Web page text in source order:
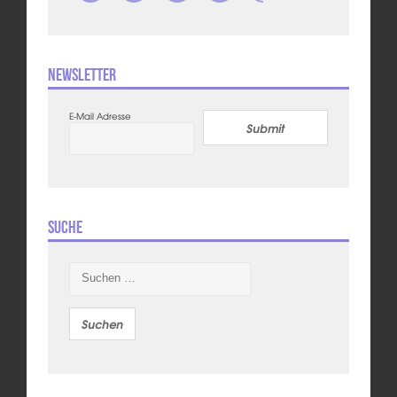
Newsletter
E-Mail Adresse
Submit
Suche
nach: